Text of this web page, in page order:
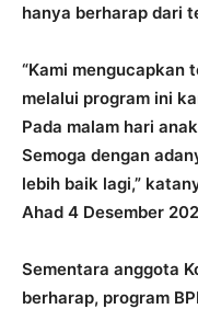
hanya berharap dari
“Kami mengucapkan
melalui program ini
Pada malam hari
Semoga dengan
lebih baik lagi,”
Ahad 4 Desember
Sementara anggota
berharap, program